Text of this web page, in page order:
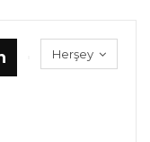
Herşey